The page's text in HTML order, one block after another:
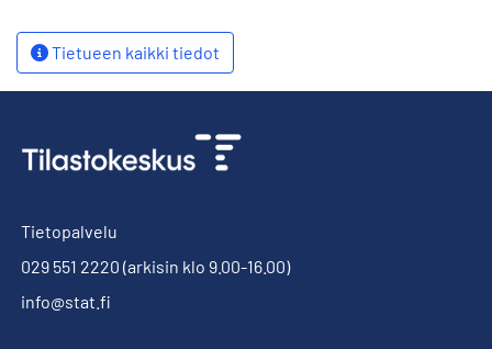
Tietueen kaikki tiedot
Tietopalvelu
029 551 2220 (arkisin klo 9.00-16.00)
info@stat.fi